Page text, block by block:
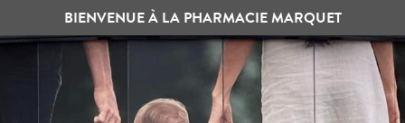
BIENVENUE À LA PHARMACIE MARQUET